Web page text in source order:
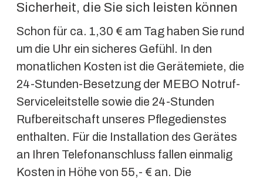
Sicherheit, die Sie sich leisten können
Schon für ca. 1,30 € am Tag haben Sie rund
um die Uhr ein sicheres Gefühl. In den
monatlichen Kosten ist die Gerätemiete, die
24-Stunden-Besetzung der MEBO Notruf-
Serviceleitstelle sowie die 24-Stunden
Rufbereitschaft unseres Pflegedienstes
enthalten. Für die Installation des Gerätes
an Ihren Telefonanschluss fallen einmalig
Kosten in Höhe von 55,- € an. Die